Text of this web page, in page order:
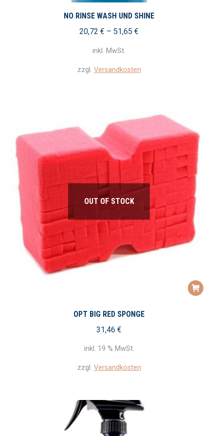
gewählt
werden
NO RINSE WASH UND SHINE
20,72 € – 51,65 €
inkl. MwSt.
zzgl. Versandkosten
OUT OF STOCK
OPT BIG RED SPONGE
31,46 €
inkl. 19 % MwSt.
zzgl. Versandkosten